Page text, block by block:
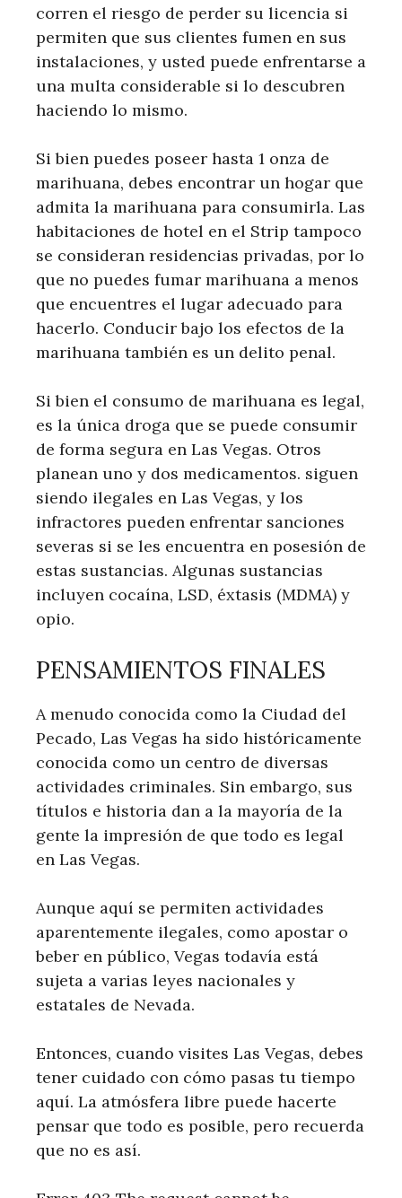
corren el riesgo de perder su licencia si
permiten que sus clientes fumen en sus
instalaciones, y usted puede enfrentarse a
una multa considerable si lo descubren
haciendo lo mismo.
Si bien puedes poseer hasta 1 onza de
marihuana, debes encontrar un hogar que
admita la marihuana para consumirla. Las
habitaciones de hotel en el Strip tampoco
se consideran residencias privadas, por lo
que no puedes fumar marihuana a menos
que encuentres el lugar adecuado para
hacerlo. Conducir bajo los efectos de la
marihuana también es un delito penal.
Si bien el consumo de marihuana es legal,
es la única droga que se puede consumir
de forma segura en Las Vegas. Otros
planean uno y dos medicamentos. siguen
siendo ilegales en Las Vegas, y los
infractores pueden enfrentar sanciones
severas si se les encuentra en posesión de
estas sustancias. Algunas sustancias
incluyen cocaína, LSD, éxtasis (MDMA) y
opio.
PENSAMIENTOS FINALES
A menudo conocida como la Ciudad del
Pecado, Las Vegas ha sido históricamente
conocida como un centro de diversas
actividades criminales. Sin embargo, sus
títulos e historia dan a la mayoría de la
gente la impresión de que todo es legal
en Las Vegas.
Aunque aquí se permiten actividades
aparentemente ilegales, como apostar o
beber en público, Vegas todavía está
sujeta a varias leyes nacionales y
estatales de Nevada.
Entonces, cuando visites Las Vegas, debes
tener cuidado con cómo pasas tu tiempo
aquí. La atmósfera libre puede hacerte
pensar que todo es posible, pero recuerda
que no es así.